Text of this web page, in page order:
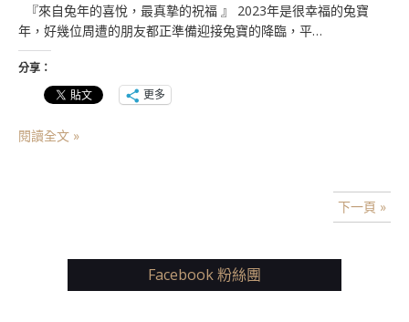
『來自兔年的喜悅，最真摯的祝福 』 2023年是很幸福的兔寶
年，好幾位周遭的朋友都正準備迎接兔寶的降臨，平…
分享：
更多
閱讀全文 »
下一頁 »
Facebook 粉絲團